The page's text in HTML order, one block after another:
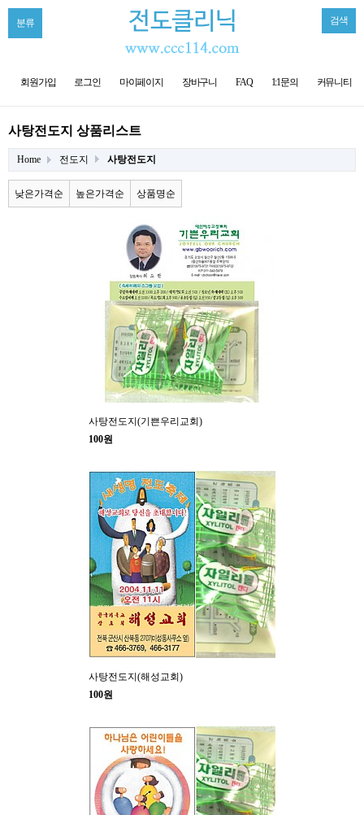
분류 검색
회원가입 로그인 마이페이지 장바구니 FAQ 1:1문의 커뮤니티
사탕전도지 상품리스트
Home 전도지 사탕전도지
낮은가격순 높은가격순 상품명순
사탕전도지(기쁜우리교회)
100원
사탕전도지(해성교회)
100원